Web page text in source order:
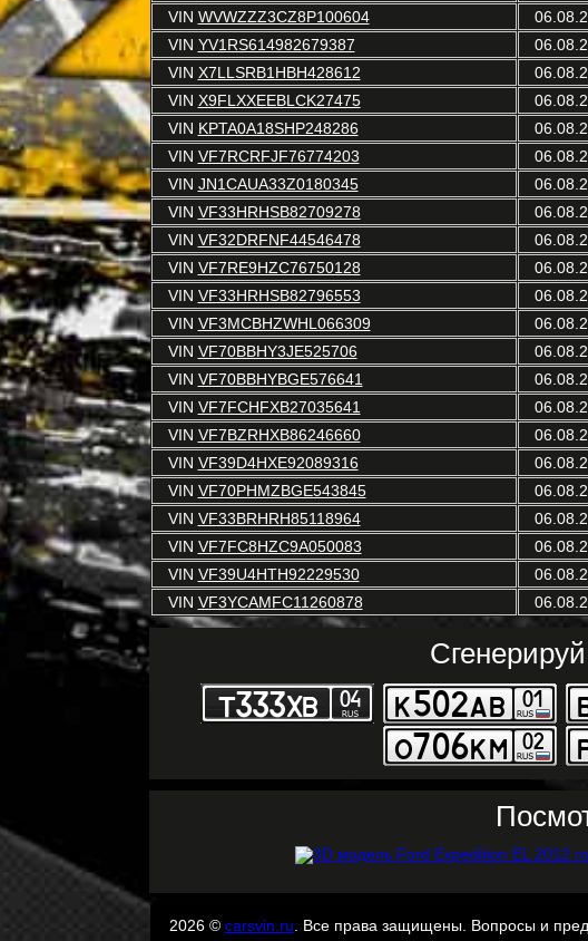
VIN WVWZZZ3CZ8P100604
VIN YV1RS614982679387
VIN X7LLSRB1HBH428612
VIN X9FLXXEEBLCK27475
VIN KPTA0A18SHP248286
VIN VF7RCRFJF76774203
VIN JN1CAUA33Z0180345
VIN VF33HRHSB82709278
VIN VF32DRFNF44546478
VIN VF7RE9HZC76750128
VIN VF33HRHSB82796553
VIN VF3MCBHZWHL066309
VIN VF70BBHY3JE525706
VIN VF70BBHYBGE576641
VIN VF7FCHFXB27035641
VIN VF7BZRHXB86246660
VIN VF39D4HXE92089316
VIN VF70PHMZBGE543845
VIN VF33BRHRH85118964
VIN VF7FC8HZC9A050083
VIN VF39U4HTH92229530
VIN VF3YCAMFC11260878
2026 © carsvin.ru . Все права защищены. Вопросы и